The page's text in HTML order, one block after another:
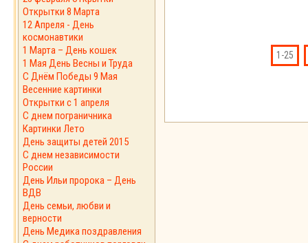
Открытки 8 Марта
12 Апреля - День
космонавтики
1 Марта – День кошек
1 Мая День Весны и Труда
С Днём Победы 9 Мая
Весенние картинки
Открытки с 1 апреля
С днем пограничника
Картинки Лето
День защиты детей 2015
С днем независимости
России
День Ильи пророка – День
ВДВ
День семьи, любви и
верности
День Медика поздравления
1-25